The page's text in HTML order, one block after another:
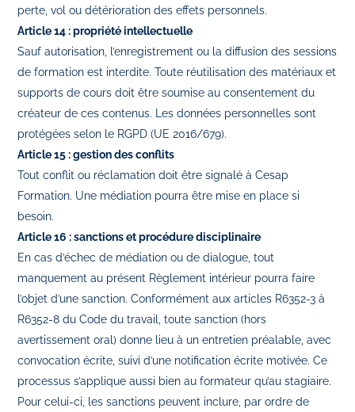
perte, vol ou détérioration des effets personnels.
Article 14 : propriété intellectuelle
Sauf autorisation, l’enregistrement ou la diffusion des sessions
de formation est interdite. Toute réutilisation des matériaux et
supports de cours doit être soumise au consentement du
créateur de ces contenus. Les données personnelles sont
protégées selon le RGPD (UE 2016/679).
Article 15 : gestion des conflits
Tout conflit ou réclamation doit être signalé à Cesap
Formation. Une médiation pourra être mise en place si
besoin.
Article 16 : sanctions et procédure disciplinaire
En cas d’échec de médiation ou de dialogue, tout
manquement au présent Règlement intérieur pourra faire
l’objet d’une sanction. Conformément aux articles R6352-3 à
R6352-8 du Code du travail, toute sanction (hors
avertissement oral) donne lieu à un entretien préalable, avec
convocation écrite, suivi d’une notification écrite motivée. Ce
processus s’applique aussi bien au formateur qu’au stagiaire.
Pour celui-ci, les sanctions peuvent inclure, par ordre de